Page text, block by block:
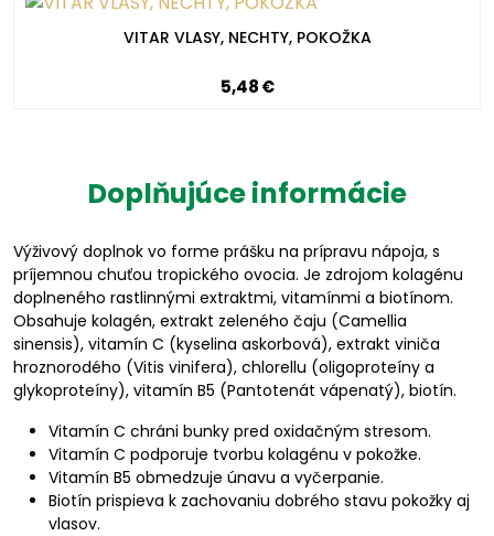
VITAR VLASY, NECHTY, POKOŽKA
5,48 €
Doplňujúce informácie
Výživový doplnok vo forme prášku na prípravu nápoja, s
príjemnou chuťou tropického ovocia. Je zdrojom kolagénu
doplneného rastlinnými extraktmi, vitamínmi a biotínom.
Obsahuje kolagén, extrakt zeleného čaju (Camellia
sinensis), vitamín C (kyselina askorbová), extrakt viniča
hroznorodého (Vitis vinifera), chlorellu (oligoproteíny a
glykoproteíny), vitamín B5 (Pantotenát vápenatý), biotín.
Vitamín C chráni bunky pred oxidačným stresom.
Vitamín C podporuje tvorbu kolagénu v pokožke.
Vitamín B5 obmedzuje únavu a vyčerpanie.
Biotín prispieva k zachovaniu dobrého stavu pokožky aj
vlasov.